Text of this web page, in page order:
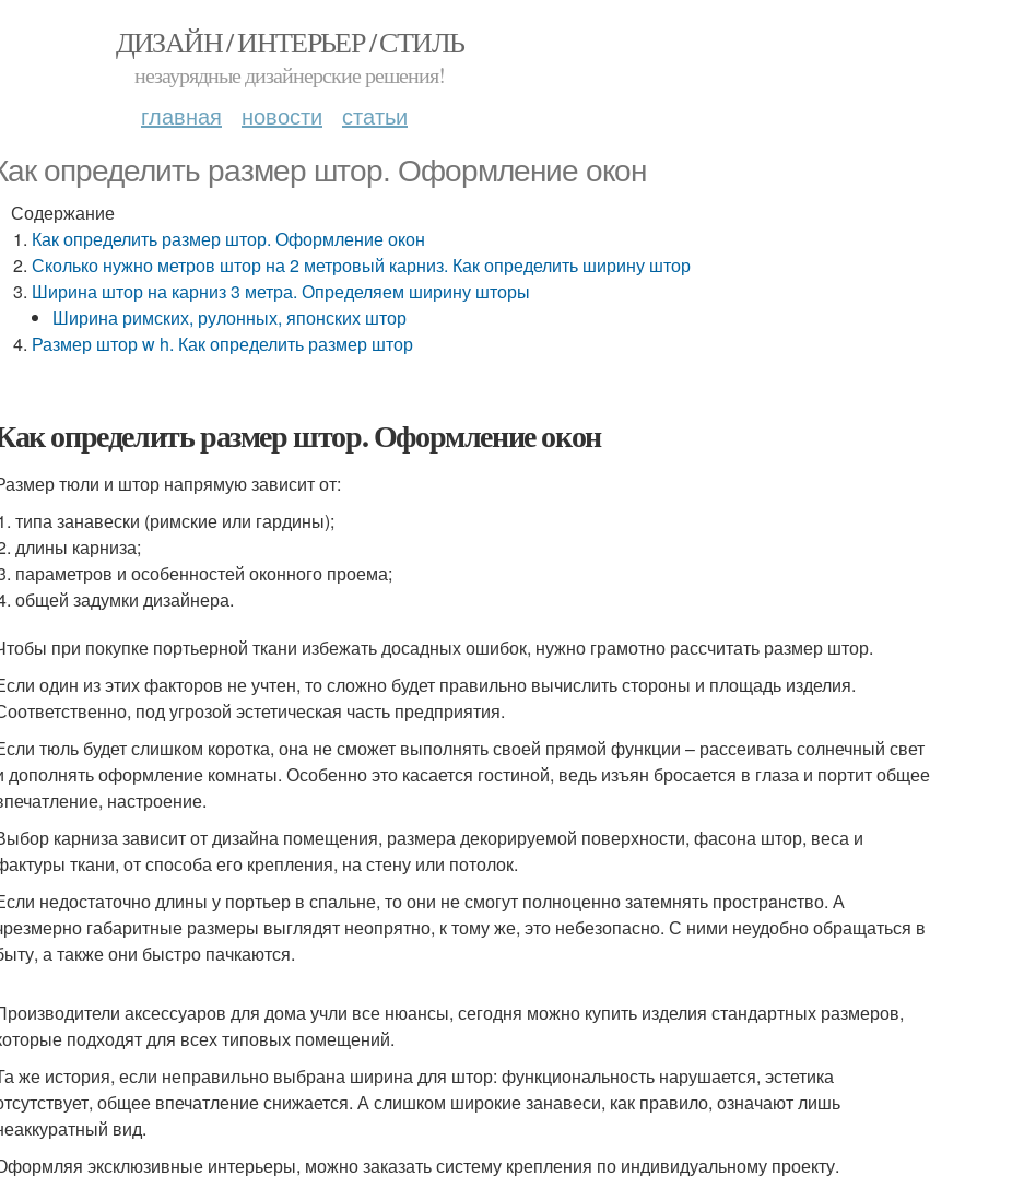
ДИЗАЙН / ИНТЕРЬЕР / СТИЛЬ
незаурядные дизайнерские решения!
главная новости статьи
определить размер штор. Оформление окон
Содержание
Как определить размер штор. Оформление окон
Сколько нужно метров штор на 2 метровый карниз. Как определить ширину штор
Ширина штор на карниз 3 метра. Определяем ширину шторы
Ширина римских, рулонных, японских штор
Размер штор w h. Как определить размер штор
определить размер штор. Оформление окон
тюли и штор напрямую зависит от:
типа занавески (римские или гардины);
длины карниза;
параметров и особенностей оконного проема;
общей задумки дизайнера.
при покупке портьерной ткани избежать досадных ошибок, нужно грамотно рассчитать размер штор.
один из этих факторов не учтен, то сложно будет правильно вычислить стороны и площадь изделия.
под угрозой эстетическая часть предприятия.
тюль будет слишком коротка, она не сможет выполнять своей прямой функции – рассеивать солнечный свет
дополнять оформление комнаты. Особенно это касается гостиной, ведь изъян бросается в глаза и портит общее
настроение.
карниза зависит от дизайна помещения, размера декорируемой поверхности, фасона штор, веса и
ткани, от способа его крепления, на стену или потолок.
недостаточно длины у портьер в спальне, то они не смогут полноценно затемнять прострaнcтво. А
габаритные размеры выглядят неопрятно, к тому же, это небезопасно. С ними неудобно обращаться в
а также они быстро пачкаются.
аксессуаров для дома учли все нюансы, сегодня можно купить изделия стандартных размеров,
подходят для всех типовых помещений.
же история, если неправильно выбрана ширина для штор: функциональность нарушается, эстетика
общее впечатление снижается. А слишком широкие занавеси, как правило, означают лишь
вид.
эксклюзивные интерьеры, можно заказать систему крепления по индивидуальному проекту.